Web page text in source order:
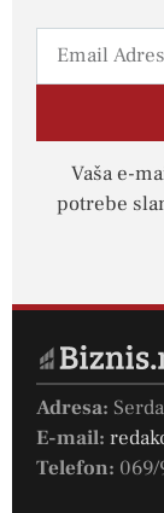
Vaša e-
potrebe
Adresa:
E-mail:
Telefon: